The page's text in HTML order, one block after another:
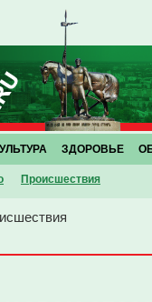
Проиcшествия
ЗДОРОВЬЕ